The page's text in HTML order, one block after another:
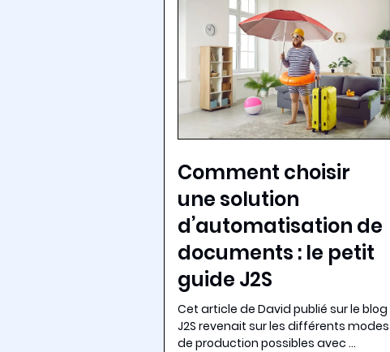
Comment choisir
une solution
d’automatisation de
documents : le petit
guide J2S
Cet article de David publié sur le blog
J2S revenait sur les différents modes
de production possibles avec …